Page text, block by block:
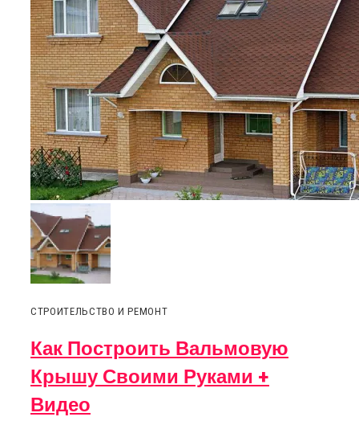
СТРОИТЕЛЬСТВО И РЕМОНТ
Как Построить Вальмовую
Крышу Своими Руками +
Видео